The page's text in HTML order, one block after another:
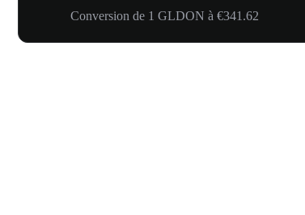
Conversion de 1 GLDON à €341.62